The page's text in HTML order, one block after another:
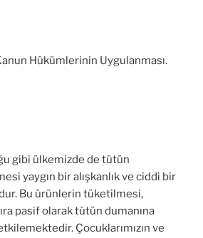
Hükümlerinin Uygulanması.
gibi ülkemizde de tütün
yaygın bir alışkanlık ve ciddi bir
Bu ürünlerin tüketilmesi,
pasif olarak tütün dumanına
Çocuklarımızın ve